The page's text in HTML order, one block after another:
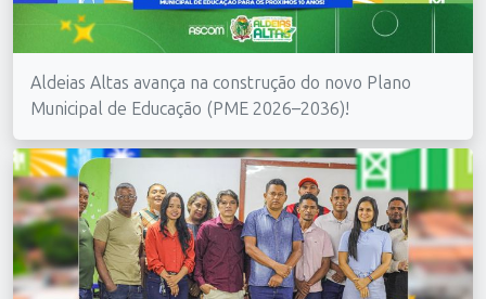
Aldeias Altas avança na construção do novo Plano
Municipal de Educação (PME 2026–2036)!